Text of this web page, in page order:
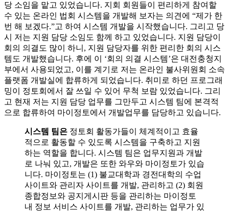
당 소임을 맡고 있었습니다. 지회 회원들이 편리하게 참여할
수 있는 온라인 법회 시스템을 개발해 보자는 의견에 “제가 한
번 해 보겠다.”고 하여 시스템 개발을 시작했습니다. 그리고 당
시 저는 지원 담당 소임도 함께 하고 있었습니다. 지원 담당이
회의 의결도 많이 하니, 지원 담당자를 위한 편리한 회의 시스
템도 개발했습니다. 후에 이 ‘회의 의결 시스템’은 대전충청지
부에서 사용되었고, 이를 계기로 저는 온라인 불사위원회 소속
플랫폼 개발실에 합류하게 되었습니다. 취미로 하던 프로그래
밍이 정토회에서 잘 쓰일 수 있어 무척 보람 있었습니다. 그리
고 현재 저는 지원 담당 업무를 그만두고 시스템 팀에 본격적
으로 합류하여 마이정토에서 개발업무를 담당하고 있습니다.
시스템 팀은 정토회 활동가들이 체계적이고 효율
적으로 활동할 수 있도록 시스템을 구축하고 지원
하는 역할을 합니다. 시스템 팀은 업무지원과 개발
로 나눠 있고, 개발은 또한 와우와 마이정토가 있습
니다. 마이정토는 (1) 불교대학과 경전대학의 수업
사이트와 관리자 사이트를 개발, 관리하고 (2) 회원
종합정보와 공지게시판 등을 관리하는 마이정토
내 정보 서비스 사이트를 개발, 관리하는 업무가 있